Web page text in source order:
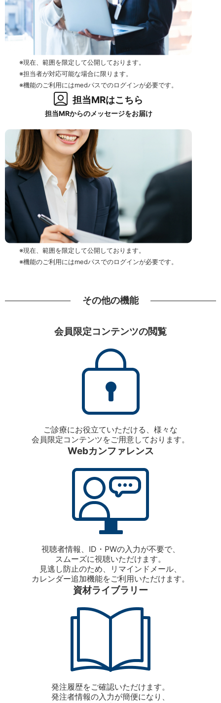
※現在、範囲を限定して公開しております。
※担当者が対応可能な場合に限ります。
※機能のご利用にはmedパスでのログインが必要です。
担当MRはこちら
担当MRからのメッセージをお届け
※現在、範囲を限定して公開しております。
※機能のご利用にはmedパスでのログインが必要です。
その他の機能
会員限定コンテンツの閲覧
ご診療にお役立ていただける、様々な
会員限定コンテンツをご用意しております。
Webカンファレンス
視聴者情報、ID・PWの入力が不要で、
スムーズに視聴いただけます。
見逃し防止のため、リマインドメール、
カレンダー追加機能をご利用いただけます。
資材ライブラリー
発注履歴をご確認いただけます。
発注者情報の入力が簡便になり、